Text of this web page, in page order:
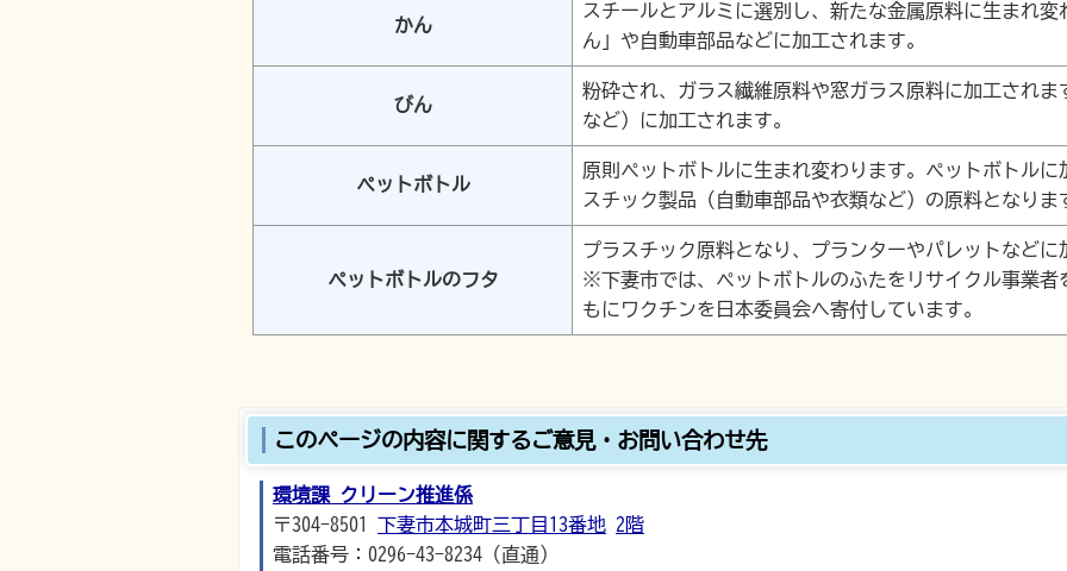
かん
スチールとアルミに選別し、新たな金属原料に生まれ
ん」や自動車部品などに加工されます。
びん
粉砕され、ガラス繊維原料や窓ガラス原料に加工され
など）に加工されます。
ペットボトル
原則ペットボトルに生まれ変わります。ペットボトル
スチック製品（自動車部品や衣類など）の原料となりま
ペットボトルのフタ
プラスチック原料となり、プランターやパレットなどに
※下妻市では、ペットボトルのふたをリサイクル事業者
もにワクチンを日本委員会へ寄付しています。
このページの内容に関するご意見・お問い合わせ先
環境課 クリーン推進係
〒304-8501 下妻市本城町三丁目13番地 2階
電話番号：0296-43-8234（直通）